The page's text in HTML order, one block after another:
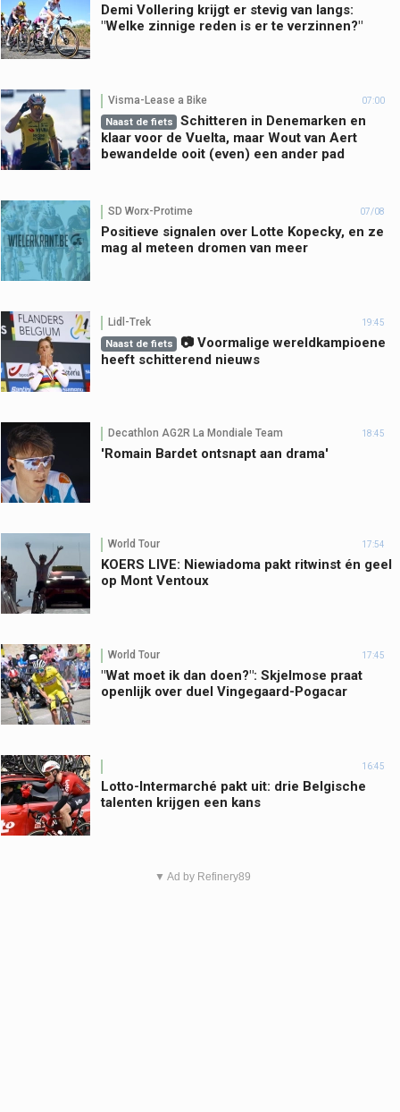
Demi Vollering krijgt er stevig van langs:
"Welke zinnige reden is er te verzinnen?"
Visma-Lease a Bike 07:00
Naast de fiets
Schitteren in Denemarken en
klaar voor de Vuelta, maar Wout van Aert
bewandelde ooit (even) een ander pad
SD Worx-Protime 07/08
Positieve signalen over Lotte Kopecky, en ze
mag al meteen dromen van meer
Lidl-Trek 19:45
Naast de fiets
📷 Voormalige wereldkampioene
heeft schitterend nieuws
Decathlon AG2R La Mondiale Team 18:45
'Romain Bardet ontsnapt aan drama'
World Tour 17:54
KOERS LIVE: Niewiadoma pakt ritwinst én geel
op Mont Ventoux
World Tour 17:45
"Wat moet ik dan doen?": Skjelmose praat
openlijk over duel Vingegaard-Pogacar
16:45
Lotto-Intermarché pakt uit: drie Belgische
talenten krijgen een kans
▼ Ad by Refinery89